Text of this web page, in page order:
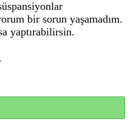
bir sorun yaşamadım.
yaptırabilirsin.